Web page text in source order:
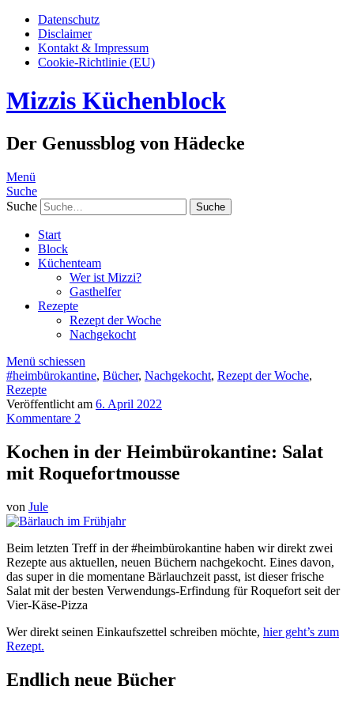
Datenschutz
Disclaimer
Kontakt & Impressum
Cookie-Richtlinie (EU)
Mizzis Küchenblock
Der Genussblog von Hädecke
Menü
Suche
Suche
Start
Block
Küchenteam
Wer ist Mizzi?
Gasthelfer
Rezepte
Rezept der Woche
Nachgekocht
Menü schiessen
#heimbürokantine, Bücher, Nachgekocht, Rezept der Woche,
Rezepte
Veröffentlicht am 6. April 2022
Kommentare 2
Kochen in der Heimbürokantine: Salat
mit Roquefortmousse
von Jule
Beim letzten Treff in der #heimbürokantine haben wir direkt zwei
Rezepte aus aktuellen, neuen Büchern nachgekocht. Eines davon,
das super in die momentane Bärlauchzeit passt, ist dieser frische
Salat mit der besten Verwendungs-Erfindung für Roquefort seit der
Vier-Käse-Pizza
Wer direkt seinen Einkaufszettel schreiben möchte, hier geht’s zum
Rezept.
Endlich neue Bücher